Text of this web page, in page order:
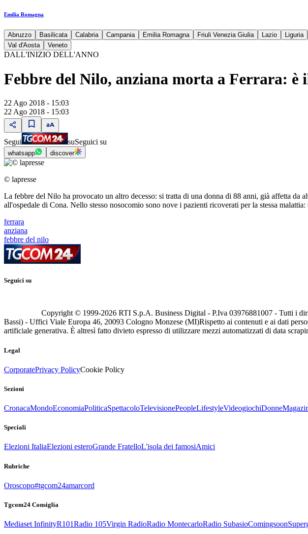
Emilia Romagna
Abruzzo Basilicata Calabria Campania Emilia Romagna Friuli Venezia Giulia Lazio Liguria
Val d'Aosta
Veneto
DALL'INIZIO DELL'ANNO
Febbre del Nilo, anziana morta a Ferrara: è
22 Ago 2018 - 15:03
22 Ago 2018 - 15:03
Segui suSeguici su
whatsapp discover
© lapresse
La febbre del Nilo ha provocato un altro decesso: si tratta di una donna di 88 anni, già affetta da
all'ospedale di Cona. Nello stesso nosocomio sono nove i pazienti ricoverati per la stessa
ferrara
anziana
febbre del nilo
Seguici su
Copyright © 1999-2026 RTI S.p.A. Business Digital - P.Iva 03976881007 - Tutti i
Bassi) - Uffici Viale Europa 46, 20093 Cologno Monzese (MI)Rispetto ai contenuti e ai dati
artificiale generativa. È altresì fatto divieto espresso di utilizzare mezzi automatizzati di data
Legal
CorporatePrivacy PolicyCookie Policy
Sezioni
CronacaMondoEconomiaPoliticaSpettacoloTelevisionePeopleLifestyleVideogiochiDonne
Speciali
Elezioni ItaliaElezioni esteroGrande FratelloL'isola dei famosiAmici
Rubriche
Oroscopo#tgcom24amarcord
Tgcom24 Consiglia
Mediaset InfinityR101Radio 105Virgin RadioRadio MontecarloRadio SubasioComingsoon